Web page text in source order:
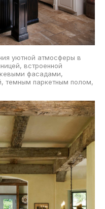
уютной атмосферы в
встроенной
фасадами,
темным паркетным полом,